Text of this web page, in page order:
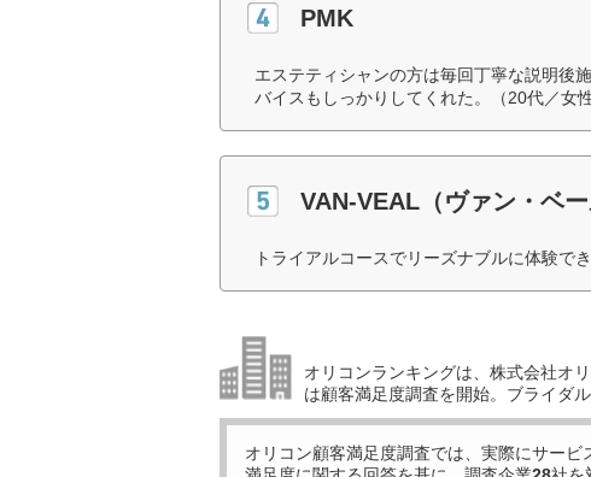
PMK
エステティシャンの方は毎回丁寧な説明後
バイスもしっかりしてくれた。（20代／女性
VAN-VEAL（ヴァン・ベー
トライアルコースでリーズナブルに体験で
オリコンランキングは、株式会社オ
は顧客満足度調査を開始。ブライダ
オリコン顧客満足度調査では、実際にサービ